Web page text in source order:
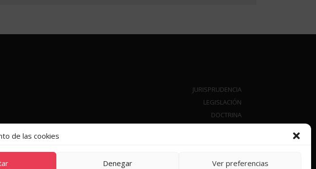
de las cookies
Denegar Ver preferencias
JURISPRUDENCIA
LEGISLACIÓN
DOCTRINA